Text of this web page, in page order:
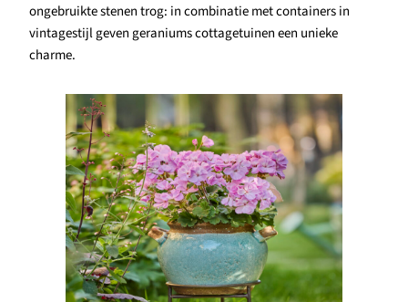
ongebruikte stenen trog: in combinatie met containers in
vintagestijl geven geraniums cottagetuinen een unieke
charme.